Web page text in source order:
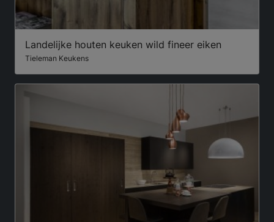
Landelijke houten keuken wild fineer eiken
Tieleman Keukens